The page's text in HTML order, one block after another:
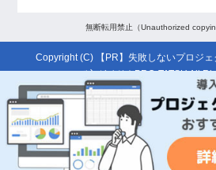
無断転用禁止（Unauthorized
Copyright (C)
失敗しないプロジ
び方ガイド｜PRO-TATSUAll